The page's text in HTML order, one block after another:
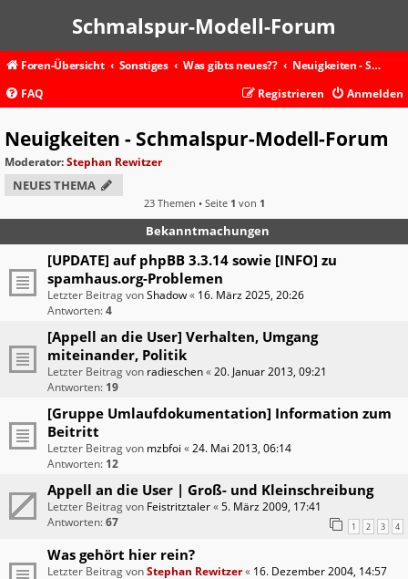
Schmalspur-Modell-Forum
Foren-Übersicht Sonstiges Was gibts neues??
Neuigkeiten - Schmalspur-Modell-Forum
FAQ
Anmelden
Registrieren
Neuigkeiten - Schmalspur-Modell-Forum
Moderator:Stephan Rewitzer
NEUES THEMA
23 Themen • Seite 1 von 1
Bekanntmachungen
[UPDATE] auf phpBB 3.3.14 sowie [INFO] zu
spamhaus.org-Problemen
Letzter Beitrag vonShadow« 16. März 2025, 20:26
Antworten:4
[Appell an die User] Verhalten, Umgang
miteinander, Politik
Letzter Beitrag von radieschen«20. Januar 2013, 09:21
Antworten: 19
[Gruppe Umlaufdokumentation] Information zum
Beitritt
Letzter Beitrag von mzbfoi «24. Mai 2013, 06:14
Antworten: 12
Appell an die User | Groß- und Kleinschreibung
Letzter Beitrag von Feistritztaler«5. März 2009, 17:41
Antworten:67 1 2 3 4
Was gehört hier rein?
Letzter Beitrag vonStephan Rewitzer« 16. Dezember 2004, 14:57